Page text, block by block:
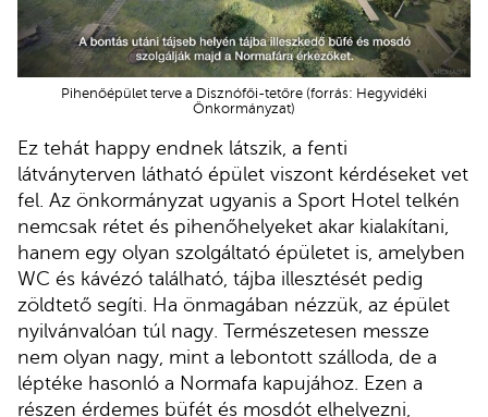
Pihenőépület terve a Disznófői-tetőre (forrás: Hegyvidéki
Önkormányzat)
Ez tehát happy endnek látszik, a fenti
látványterven látható épület viszont kérdéseket vet
fel. Az önkormányzat ugyanis a Sport Hotel telkén
nemcsak rétet és pihenőhelyeket akar kialakítani,
hanem egy olyan szolgáltató épületet is, amelyben
WC és kávézó található, tájba illesztését pedig
zöldtető segíti. Ha önmagában nézzük, az épület
nyilvánvalóan túl nagy. Természetesen messze
nem olyan nagy, mint a lebontott szálloda, de a
léptéke hasonló a Normafa kapujához. Ezen a
részen érdemes büfét és mosdót elhelyezni,